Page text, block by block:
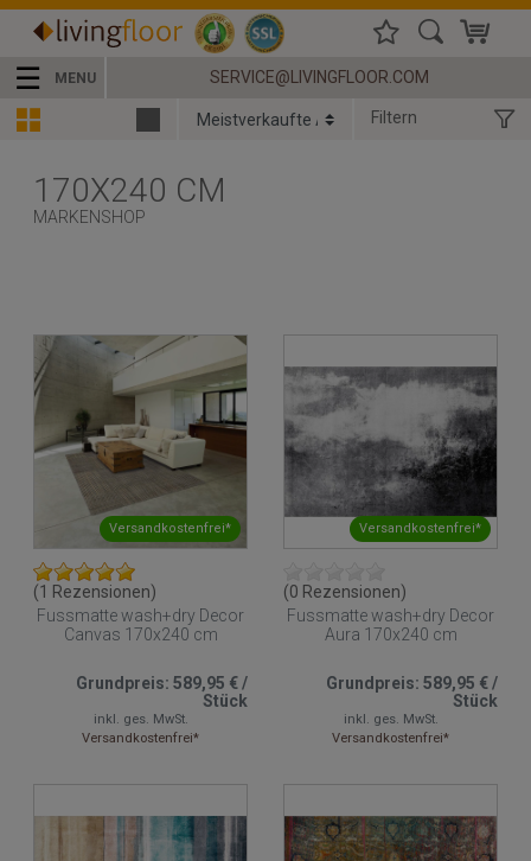
☰ MENU SERVICE@LIVINGFLOOR.COM
Filtern
170X240 CM
MARKENSHOP
Versandkostenfrei*
(1 Rezensionen)
Fussmatte wash+dry Decor
Canvas 170x240 cm
Grundpreis: 589,95 €/
Stück
inkl. ges. MwSt.
Versandkostenfrei*
Versandkostenfrei*
(0 Rezensionen)
Fussmatte wash+dry Decor
Aura 170x240 cm
Grundpreis: 589,95 €/
Stück
inkl. ges. MwSt.
Versandkostenfrei*